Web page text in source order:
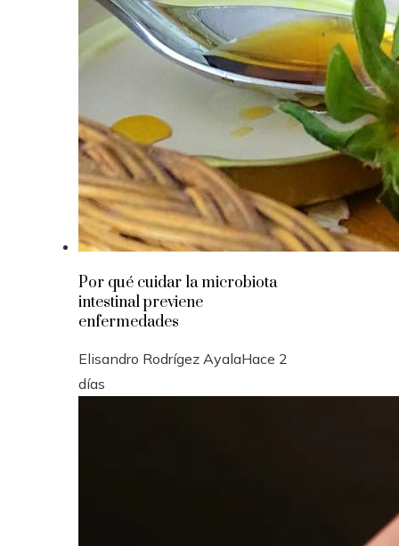
Por qué cuidar la microbiota
intestinal previene
enfermedades
Elisandro Rodrígez AyalaHace 2
días